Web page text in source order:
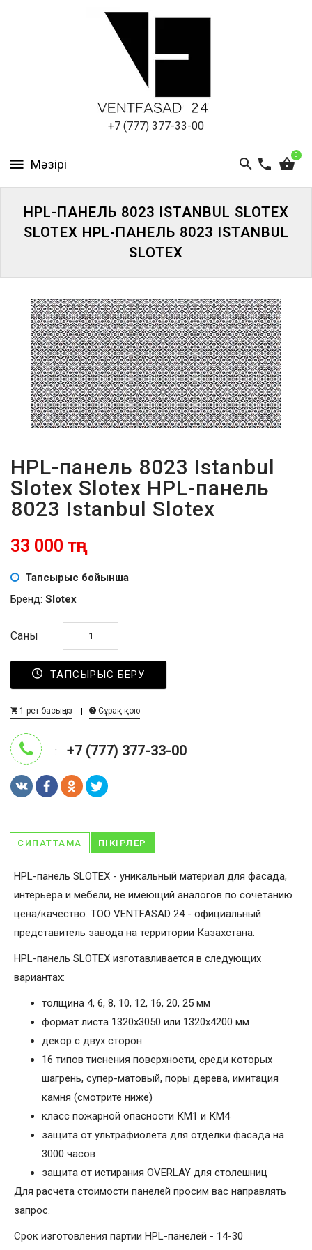
+7 (777) 377-33-00
0
ПАНЕЛИ
КІРІҢІЗ
ПАРОЛЬДІ
ҰМЫТТЫҢЫЗ
БА?
HPL-ПАНЕЛЬ 8023 ISTANBUL SLOTEX
SLOTEX HPL-ПАНЕЛЬ 8023 ISTANBUL
SLOTEX
HPL-панель 8023 Istanbul
Slotex Slotex HPL-панель
8023 Istanbul Slotex
33 000 тңг
Тапсырыс бойынша
Бренд: Slotex
Саны
ТАПСЫРЫС БЕРУ
1 рет басыңыз Сұрақ қою
: +7 (777) 377-33-00
СИПАТТАМА ПІКІРЛЕР
HPL-панель SLOTEX - уникальный материал для фасада,
интерьера и мебели, не имеющий аналогов по сочетанию
цена/качество. ТОО VENTFASAD 24 - официальный
представитель завода на территории Казахстана.
HPL-панель SLOTEX изготавливается в следующих
вариантах:
толщина 4, 6, 8, 10, 12, 16, 20, 25 мм
формат листа 1320х3050 или 1320х4200 мм
декор с двух сторон
16 типов тиснения поверхности, среди которых
шагрень, супер-матовый, поры дерева, имитация
камня (смотрите ниже)
класс пожарной опасности КМ1 и КМ4
защита от ультрафиолета для отделки фасада на
3000 часов
защита от истирания OVERLAY для столешниц
Для расчета стоимости панелей просим вас направлять
запрос.
Срок изготовления партии HPL-панелей - 14-30